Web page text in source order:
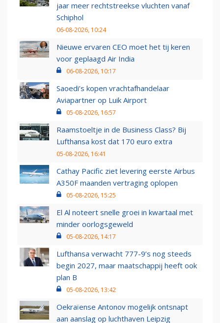
jaar meer rechtstreekse vluchten vanaf
Schiphol
06-08-2026, 10:24
Nieuwe ervaren CEO moet het tij keren
voor geplaagd Air India
06-08-2026, 10:17
Saoedi’s kopen vrachtafhandelaar
Aviapartner op Luik Airport
05-08-2026, 16:57
Raamstoeltje in de Business Class? Bij
Lufthansa kost dat 170 euro extra
05-08-2026, 16:41
Cathay Pacific ziet levering eerste Airbus
A350F maanden vertraging oplopen
05-08-2026, 15:25
El Al noteert snelle groei in kwartaal met
minder oorlogsgeweld
05-08-2026, 14:17
Lufthansa verwacht 777-9’s nog steeds
begin 2027, maar maatschappij heeft ook
plan B
05-08-2026, 13:42
Oekraïense Antonov mogelijk ontsnapt
aan aanslag op luchthaven Leipzig